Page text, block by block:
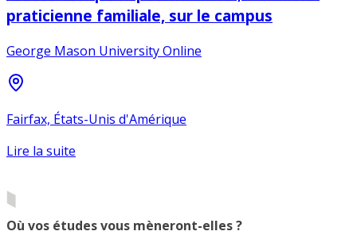
praticienne familiale, sur le campus
George Mason University Online
Fairfax, États-Unis d'Amérique
Lire la suite
Où vos études vous mèneront-elles ?